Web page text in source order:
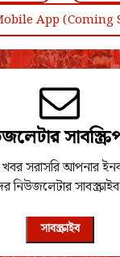
App (Coming
খবর সরাসরি আপনার
নিউজলেটার
সাবস্ক্রাইব